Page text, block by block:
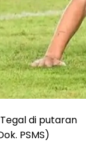
di putaran
PSMS)